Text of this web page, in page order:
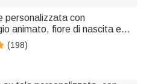
personalizzata con
animato, fiore di nascita e
a coste, grande e
di compleanno per
(198)